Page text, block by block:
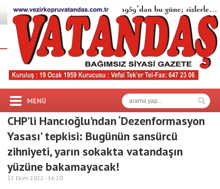
MENÜ
CHP’li Hancıoğlu’ndan ‘Dezenformasyon
Yasası’ tepkisi: Bugünün sansürcü
zihniyeti, yarın sokakta vatandaşın
yüzüne bakamayacak!
12 Ekim 2022 - 16:20